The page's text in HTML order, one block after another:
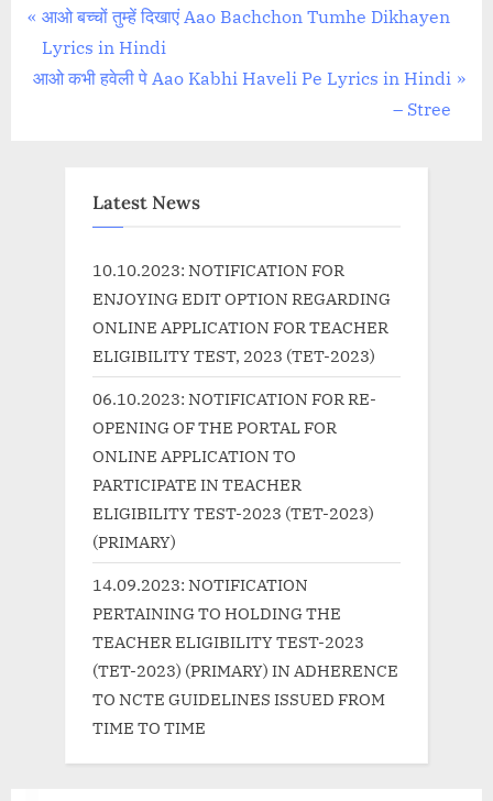
Post
navigation
P
r
e
आओ बच्चों तुम्हें दिखाएं Aao Bachchon Tumhe Dikhayen
Lyrics in Hindi
N
आओ कभी हवेली पे Aao Kabhi Haveli Pe Lyrics in Hindi
– Stree
Latest News
10.10.2023: NOTIFICATION FOR
ENJOYING EDIT OPTION REGARDING
ONLINE APPLICATION FOR TEACHER
ELIGIBILITY TEST, 2023 (TET-2023)
06.10.2023: NOTIFICATION FOR RE-
OPENING OF THE PORTAL FOR
ONLINE APPLICATION TO
PARTICIPATE IN TEACHER
ELIGIBILITY TEST-2023 (TET-2023)
(PRIMARY)
14.09.2023: NOTIFICATION
PERTAINING TO HOLDING THE
TEACHER ELIGIBILITY TEST-2023
(TET-2023) (PRIMARY) IN ADHERENCE
TO NCTE GUIDELINES ISSUED FROM
TIME TO TIME